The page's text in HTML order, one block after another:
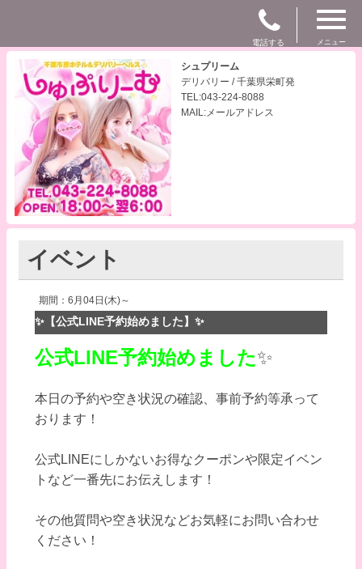
電話する メニュー
シュプリーム
デリバリー / 千葉県栄町発
TEL:043-224-8088
MAIL:メールアドレス
イベント
期間：6月04日(木)～
✨【公式LINE予約始めました】✨
公式LINE予約始めました✨
本日の予約や空き状況の確認、事前予約等承って
おります！
公式LINEにしかないお得なクーポンや限定イベン
トなど一番先にお伝えします！
その他質問や空き状況などお気軽にお問い合わせ
ください！